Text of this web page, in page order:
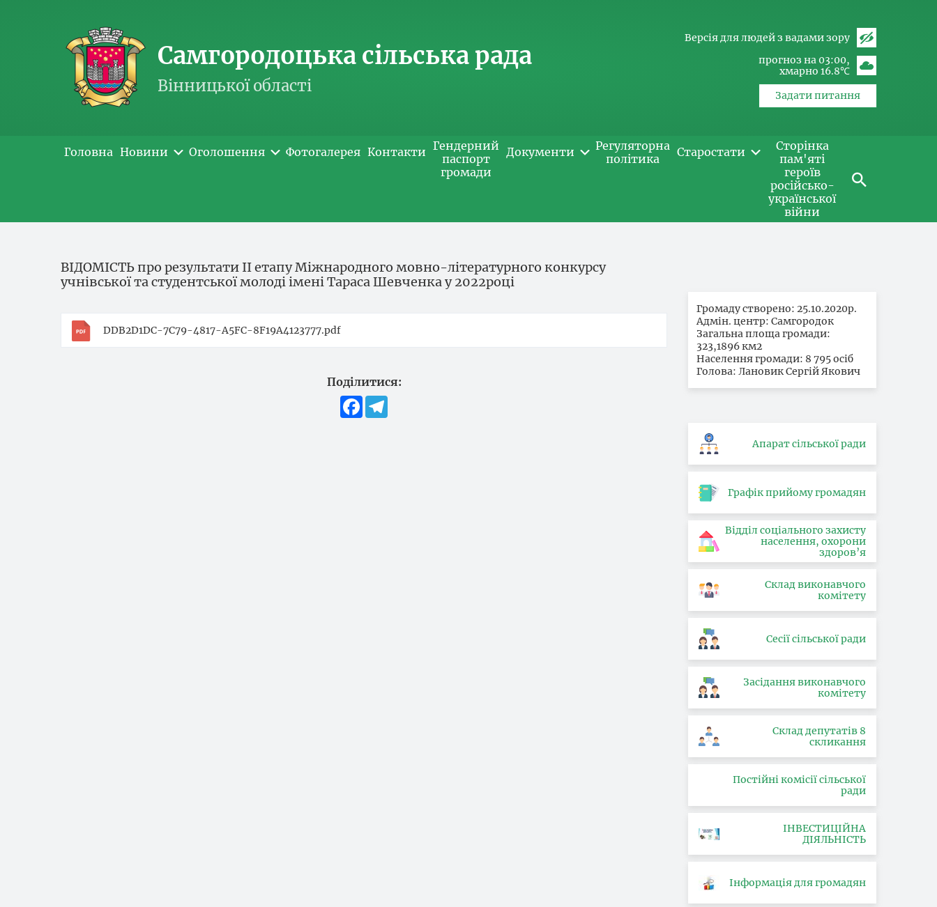
Самгородоцька сільська рада
Вінницької області
Версія для людей з вадами зору
прогноз на 03:00
хмарно 16.8℃
Задати питання
Головна Новини Оголошення Фотогалерея Контакти Гендерний
паспорт
громади
Документи
Регуляторна
політика
Старостати
Сторінка
пам'яті
героїв
російсько-
української
війни
ВІДОМІСТЬ про результати ІІ етапу Міжнародного мовно-літературного конкурсу
учнівської та студентської молоді імені Тараса Шевченка у 2022році
DDB2D1DC-7C79-4817-A5FC-8F19A4123777.pdf
Поділитися:
Facebook
Громаду створено: 25.10.2020р.
Адмін. центр: Самгородок
Загальна площа громади:
323,1896 км2
Населення громади: 8 795 осіб
Голова: Лановик Сергій Якович
Апарат сільської ради
Графік прийому громадян
Відділ соціального захисту
населення, охорони
здоров’я
Склад виконавчого
комітету
Сесії сільської ради
Засідання виконавчого
комітету
Склад депутатів 8
скликання
Постійні комісії сільської
ради
ІНВЕСТИЦІЙНА
ДІЯЛЬНІСТЬ
Інформація для громадян